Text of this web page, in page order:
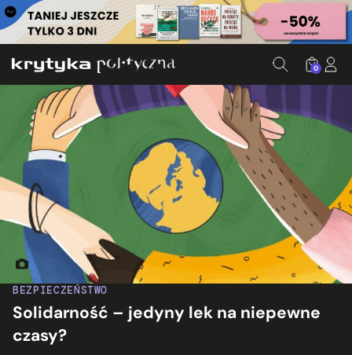
0
BEZPIECZEŃSTWO
Solidarność – jedyny lek na niepewne
czasy?
Ilustracja: Alexandra Koleva/The Greats